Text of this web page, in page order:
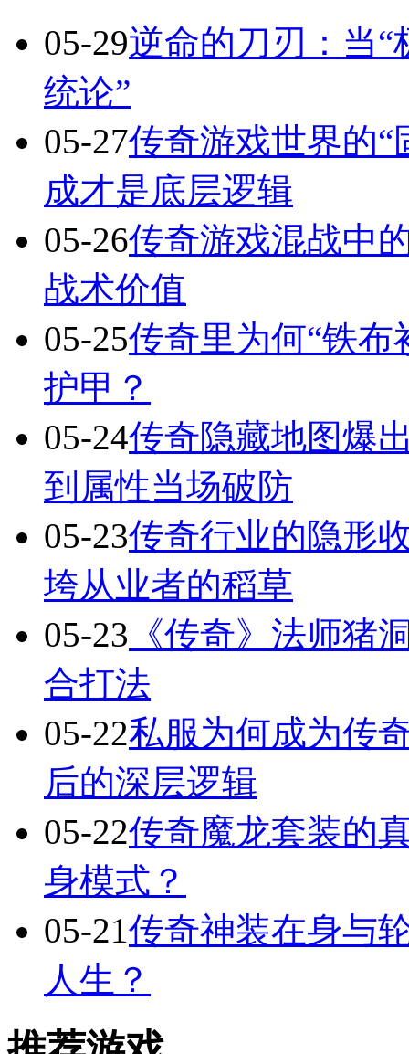
05-29逆命的刀刃：当“
统论”
05-27传奇游戏世界的“
成才是底层逻辑
05-26传奇游戏混战中
战术价值
05-25传奇里为何“铁布
护甲？
05-24传奇隐藏地图爆
到属性当场破防
05-23传奇行业的隐形
垮从业者的稻草
05-23 《传奇》法师猪
合打法
05-22私服为何成为传
后的深层逻辑
05-22传奇魔龙套装的
身模式？
05-21传奇神装在身与
人生？